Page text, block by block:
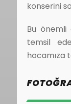
konserini
Bu önemli
temsil
hocamıza